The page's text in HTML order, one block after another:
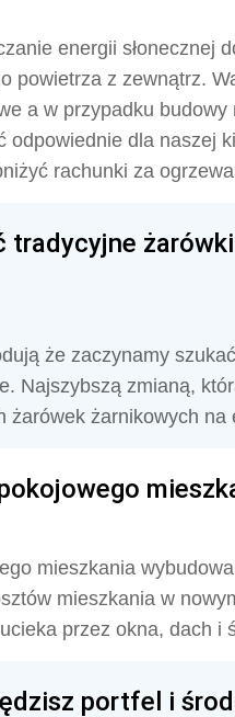
energii słonecznej
powietrza z zewnątrz.
a w przypadku budowy
odpowiednie dla naszej
rachunki za
tradycyjne
że zaczynamy
Najszybszą zmianą,
żarówek żarnikowych na
mieszkania
mieszkania w
przez okna, dach i
portfel i